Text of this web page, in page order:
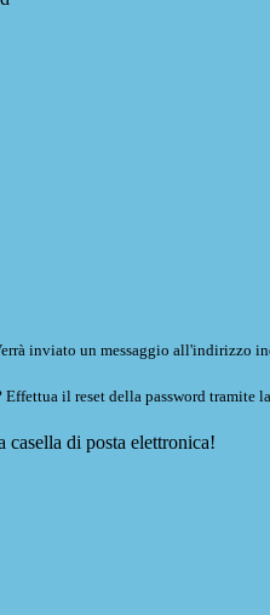
inviato un messaggio all'indirizzo
il reset della password tramite la
di posta elettronica!